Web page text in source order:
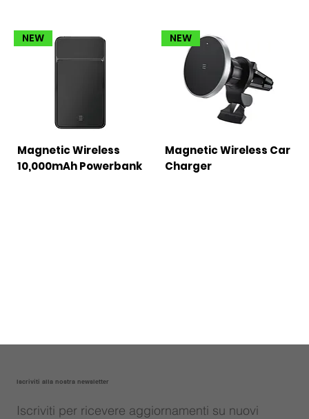
NEW
Magnetic Wireless
10,000mAh Powerbank
NEW
Magnetic Wireless Car
Charger
Iscriviti alla nostra newsletter
Iscriviti per ricevere aggiornamenti su nuovi